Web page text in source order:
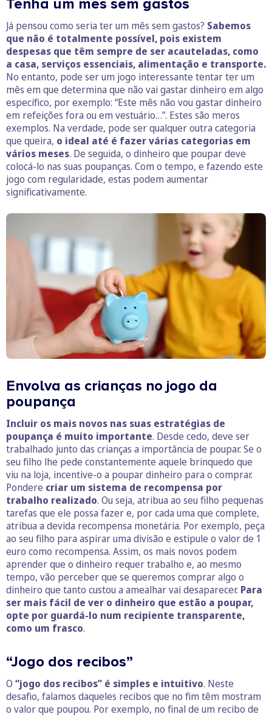
Tenha um mês sem gastos
Já pensou como seria ter um mês sem gastos? Sabemos
que não é totalmente possível, pois existem
despesas que têm sempre de ser acauteladas, como
a casa, serviços essenciais, alimentação e transporte.
No entanto, pode ser um jogo interessante tentar ter um
mês em que determina que não vai gastar dinheiro em algo
específico, por exemplo: “Este mês não vou gastar dinheiro
em refeições fora ou em vestuário…”. Estes são meros
exemplos. Na verdade, pode ser qualquer outra categoria
que queira, o ideal até é fazer várias categorias em
vários meses. De seguida, o dinheiro que poupar deve
colocá-lo nas suas poupanças. Com o tempo, e fazendo este
jogo com regularidade, estas podem aumentar
significativamente.
Envolva as crianças no jogo da
poupança
Incluir os mais novos nas suas estratégias de
poupança é muito importante. Desde cedo, deve ser
trabalhado junto das crianças a importância de poupar. Se o
seu filho lhe pede constantemente aquele brinquedo que
viu na loja, incentive-o a poupar dinheiro para o comprar.
Pondere criar um sistema de recompensa por
trabalho realizado. Ou seja, atribua ao seu filho pequenas
tarefas que ele possa fazer e, por cada uma que complete,
atribua a devida recompensa monetária. Por exemplo, peça
ao seu filho para aspirar uma divisão e estipule o valor de 1
euro como recompensa. Assim, os mais novos podem
aprender que o dinheiro requer trabalho e, ao mesmo
tempo, vão perceber que se queremos comprar algo o
dinheiro que tanto custou a amealhar vai desaparecer. Para
ser mais fácil de ver o dinheiro que estão a poupar,
opte por guardá-lo num recipiente transparente,
como um frasco.
“Jogo dos recibos”
O “jogo dos recibos” é simples e intuitivo. Neste
desafio, falamos daqueles recibos que no fim têm mostram
o valor que poupou. Por exemplo, no final de um recibo de